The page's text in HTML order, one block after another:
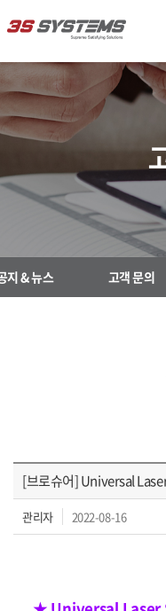
지 & 뉴스 고객 문의
[브로슈어] Universal
관리자 2022-08-16